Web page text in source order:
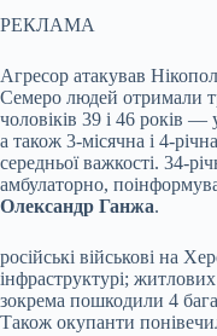
РЕКЛАМА
Агресор атакував
Семеро людей отримали
чоловіків 39 і 46 років
а також 3-місячна і 4-
середньої важкості. 34-
амбулаторно,
Олександр Ганжа.
російські військові на
інфраструктурі;
зокрема пошкодили 4
Також окупанти